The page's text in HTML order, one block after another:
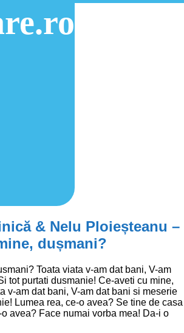
& Nelu Ploieșteanu –
dușmani?
Toata viata v-am dat bani, V-am
tot purtati dusmanie! Ce-aveti cu mine,
v-am dat bani, V-am dat bani si meserie
Lumea rea, ce-o avea? Se tine de casa
avea? Face numai vorba mea! Da-i o